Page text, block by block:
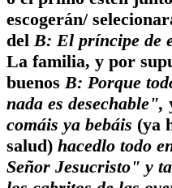
escogerán/
delB: El príncipe de
La familia, y por
buenosB: Porque
nada es desechable",
comáis ya bebáis (ya
salud) hacedlo todo
Señor Jesucristo" y